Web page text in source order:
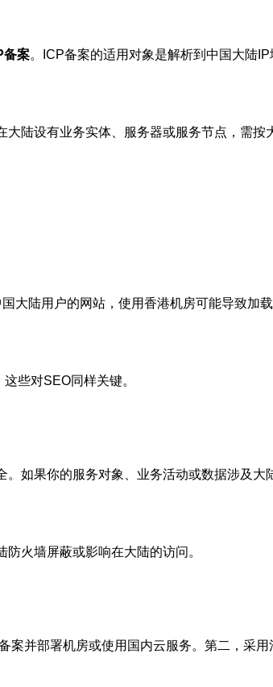
备案。ICP备案的适用对象是解析到中国大陆
陆设有业务实体、服务器或服务节点，需按
大陆用户的网站，使用香港机房可能导致加
些对SEO同样关键。
如果你的服务对象、业务活动或数据涉及大
火墙屏蔽或影响在大陆的访问。
案并部署机房或使用国内云服务。第二，采